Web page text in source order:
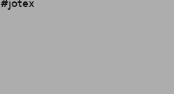
#jotex